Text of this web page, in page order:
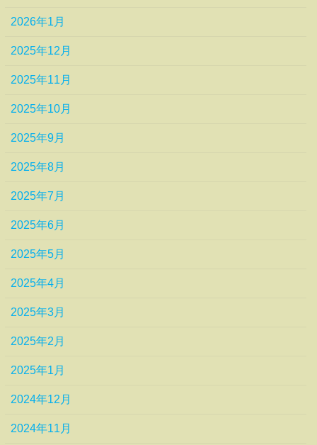
2026年1月
2025年12月
2025年11月
2025年10月
2025年9月
2025年8月
2025年7月
2025年6月
2025年5月
2025年4月
2025年3月
2025年2月
2025年1月
2024年12月
2024年11月